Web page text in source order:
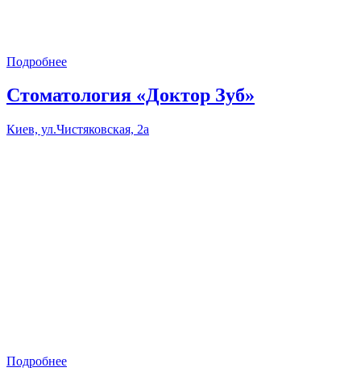
Подробнее
Стоматология «Доктор Зуб»
Киев, ул.Чистяковская, 2а
Подробнее